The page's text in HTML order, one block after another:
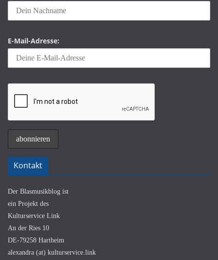
E-Mail-Adresse:
Kontakt
Der Blasmusikblog ist
ein Projekt des
Kulturservice Link
An der Ries 10
DE-79258 Hartheim
alexandra (at) kulturservice.link